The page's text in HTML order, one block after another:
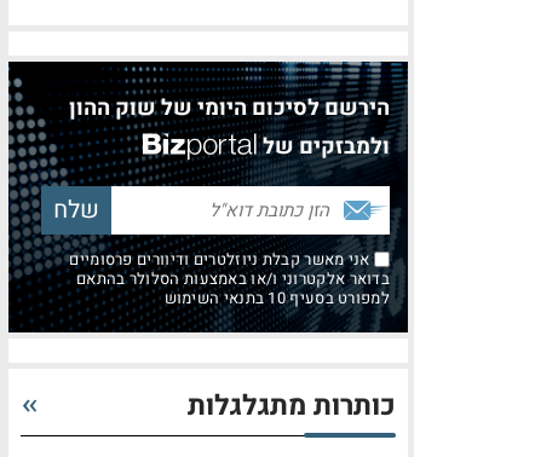
הירשם לסיכום היומי של שוק ההון
ולמבזקים של
אני מאשר קבלת ניוזלטרים ודיוורים פרסומיים
בדואר אלקטרוני ו/או באמצעות הסלולר בהתאם
למפורט בסעיף 10 בתנאי השימוש
כותרות מתגלגלות